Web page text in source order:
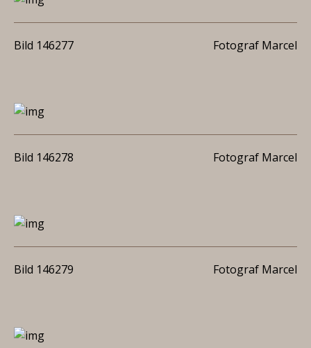
Bild 146277 Fotograf Marcel
Bild 146278 Fotograf Marcel
Bild 146279 Fotograf Marcel